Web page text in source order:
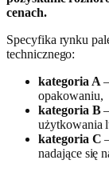
cenach.
Specyfika rynku
technicznego:
kategoria A
opakowaniu,
kategoria B
użytkowania
kategoria C
nadające się